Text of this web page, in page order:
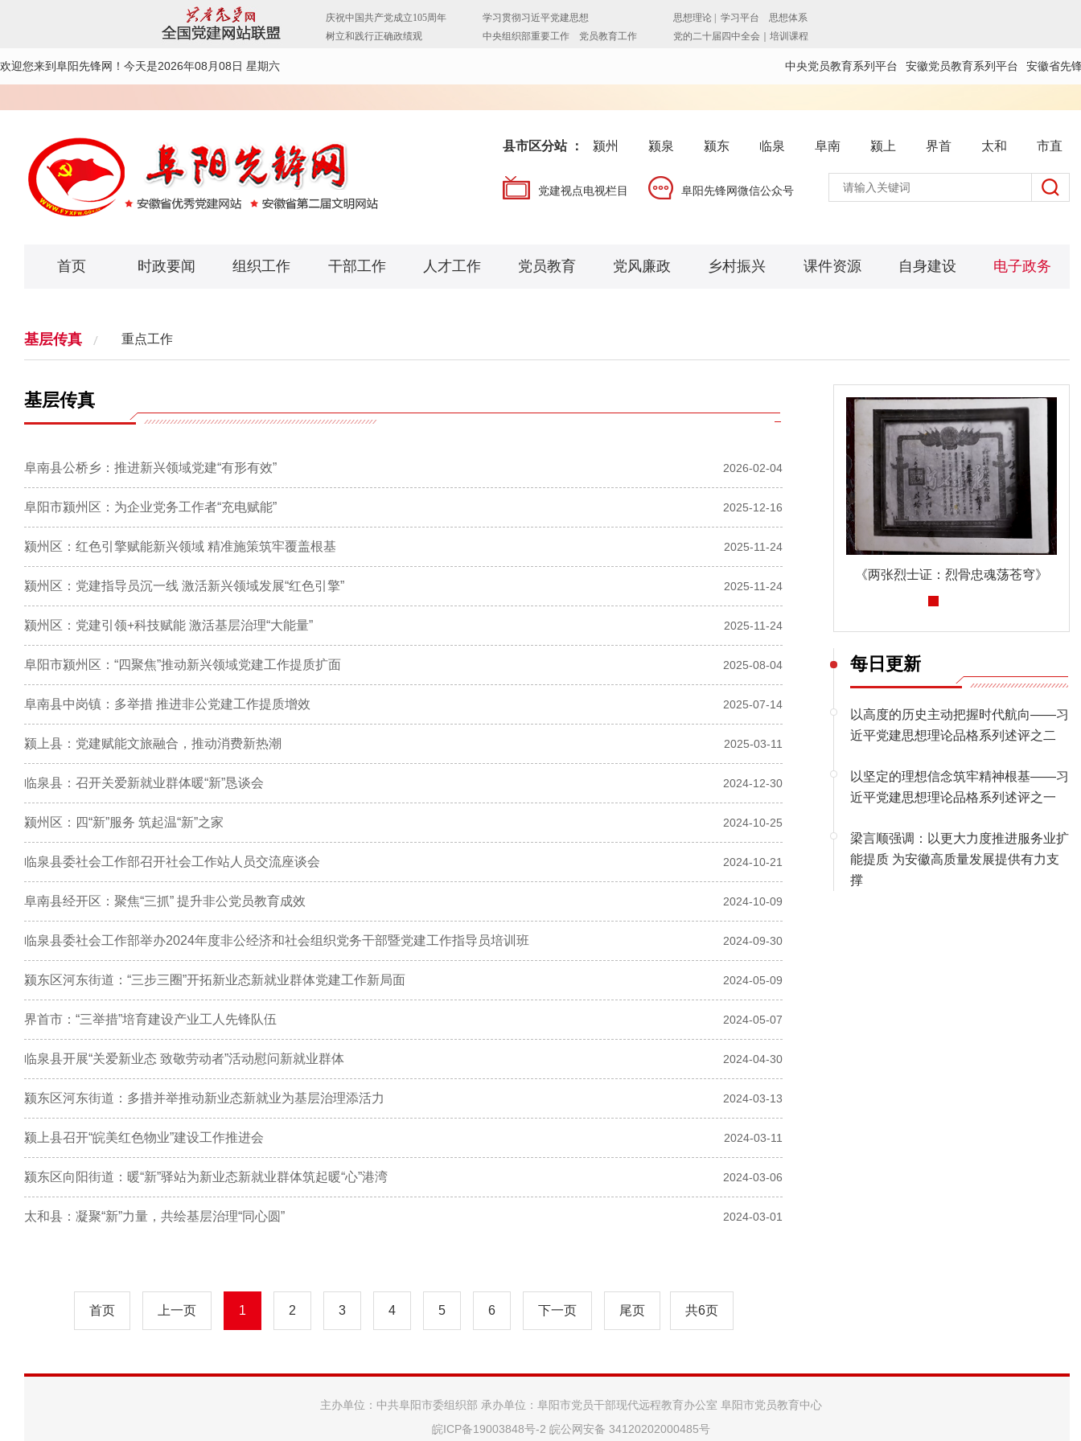
欢迎您来到阜阳先锋网！ 今天是2026年08月08日 星期六 中央党员教育系列平台 安徽党员教育系列平台 安徽省先
县市区分站 ： 颍州 颍泉 颍东 临泉 阜南 颍上 界首 太和 市直
党建视点电视栏目 阜阳先锋网微信公众号
首页 时政要闻 组织工作 干部工作 人才工作 党员教育 党风廉政 乡村振兴 课件资源 自身建设 电子政务
基层传真 重点工作
基层传真
阜南县公桥乡：推进新兴领域党建“有形有效” 2026-02-04
阜阳市颍州区：为企业党务工作者“充电赋能” 2025-12-16
颍州区：红色引擎赋能新兴领域 精准施策筑牢覆盖根基 2025-11-24
颍州区：党建指导员沉一线 激活新兴领域发展“红色引擎” 2025-11-24
颍州区：党建引领+科技赋能 激活基层治理“大能量” 2025-11-24
阜阳市颍州区：“四聚焦”推动新兴领域党建工作提质扩面 2025-08-04
阜南县中岗镇：多举措 推进非公党建工作提质增效 2025-07-14
颍上县：党建赋能文旅融合，推动消费新热潮 2025-03-11
临泉县：召开关爱新就业群体暖“新”恳谈会 2024-12-30
颍州区：四“新”服务 筑起温“新”之家 2024-10-25
临泉县委社会工作部召开社会工作站人员交流座谈会 2024-10-21
阜南县经开区：聚焦“三抓” 提升非公党员教育成效 2024-10-09
临泉县委社会工作部举办2024年度非公经济和社会组织党务干部暨党建工作指导员培训班 2024-09-30
颍东区河东街道：“三步三圈”开拓新业态新就业群体党建工作新局面 2024-05-09
界首市：“三举措”培育建设产业工人先锋队伍 2024-05-07
临泉县开展“关爱新业态 致敬劳动者”活动慰问新就业群体 2024-04-30
颍东区河东街道：多措并举推动新业态新就业为基层治理添活力 2024-03-13
颍上县召开“皖美红色物业”建设工作推进会 2024-03-11
颍东区向阳街道：暖“新”驿站为新业态新就业群体筑起暖“心”港湾 2024-03-06
太和县：凝聚“新”力量，共绘基层治理“同心圆” 2024-03-01
首页 上一页 1 2 3 4 5 6 下一页 尾页 共6页
《两张烈士证：烈骨忠魂荡苍穹》
每日更新
以高度的历史主动把握时代航向——习
近平党建思想理论品格系列述评之二
以坚定的理想信念筑牢精神根基——习
近平党建思想理论品格系列述评之一
梁言顺强调：以更大力度推进服务业扩
能提质 为安徽高质量发展提供有力支
撑
主办单位：中共阜阳市委组织部 承办单位：阜阳市党员干部现代远程教育办公室 阜阳市党员教育中心
皖ICP备19003848号-2 皖公网安备 34120202000485号